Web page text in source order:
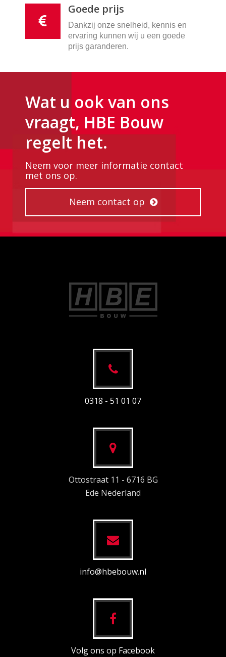
Goede prijs
Dankzij onze snelheid, kennis en
ervaring kunnen wij u een goede
prijs garanderen.
Wat u ook van ons
vraagt, HBE Bouw
regelt het.
Neem voor meer informatie contact
met ons op.
Neem contact op
0318 - 51 01 07
Ottostraat 11 - 6716 BG
Ede Nederland
info@hbebouw.nl
Volg ons op Facebook